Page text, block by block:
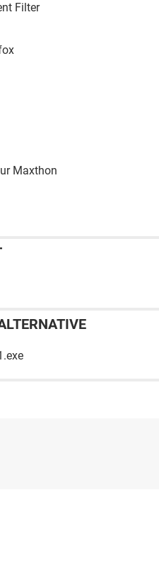
Filter
Maxthon